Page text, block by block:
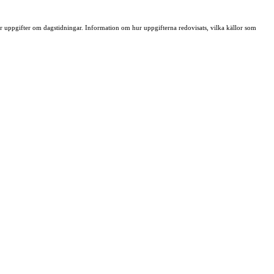
uppgifter om dagstidningar. Information om hur uppgifterna redovisats, vilka källor som